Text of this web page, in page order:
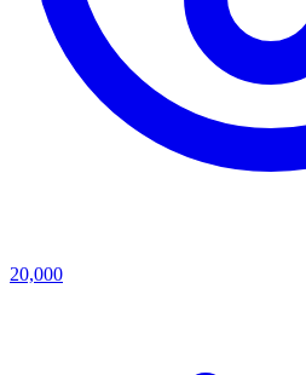
20,000